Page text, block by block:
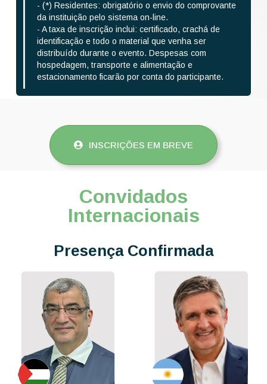
- (*) Residentes: obrigatório o envio do comprovante
da instituição pelo sistema on-line.
- A taxa de inscrição inclui: certificado, crachá de
identificação e todo o material que venha ser
distribuído durante o evento. Despesas com
hospedagem, transporte e alimentação e
estacionamento ficarão por conta do participante.
INSCRIÇÕES EM BREVE
Convidados
Internacionais
Presença Confirmada